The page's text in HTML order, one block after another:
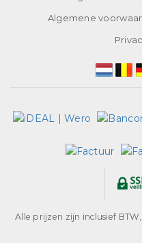
Algemene
Alle prijzen zijn inclusief